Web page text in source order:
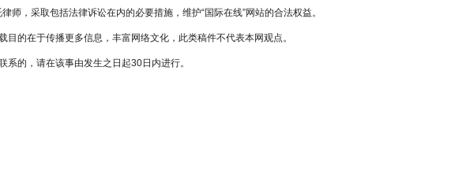
师，采取包括法律诉讼在内的必要措施，维护“国际在线”网站的合法权益。
的在于传播更多信息，丰富网络文化，此类稿件不代表本网观点。
的，请在该事由发生之日起30日内进行。